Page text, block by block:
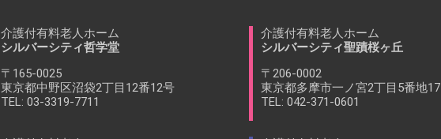
介護付有料老人ホーム
シルバーシティ哲学堂
〒165-0025
東京都中野区沼袋2丁目12番12号
TEL: 03-3319-7711
介護付有料老人ホーム
シルバーシティ聖蹟桜ヶ丘
〒206-0002
東京都多摩市一ノ宮2丁目5番地17
TEL: 042-371-0601